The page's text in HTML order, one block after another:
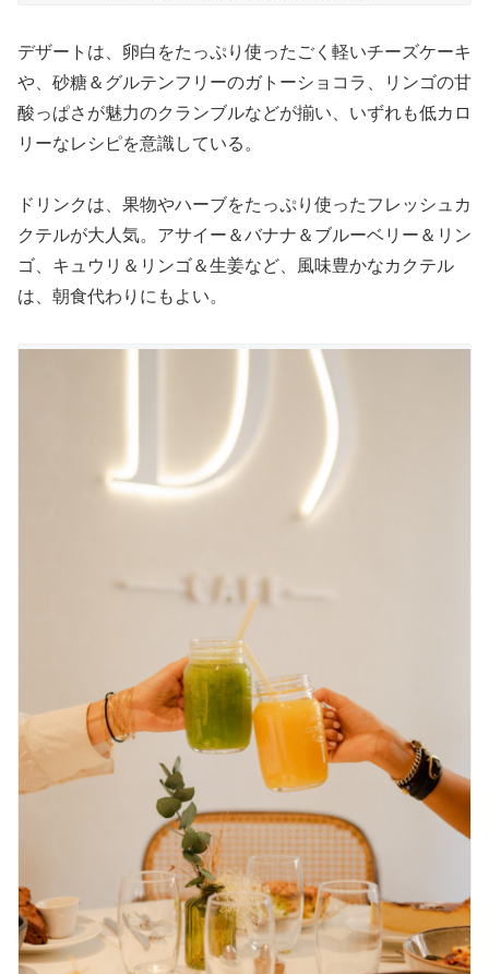
デザートは、卵白をたっぷり使ったごく軽いチーズケーキ
や、砂糖＆グルテンフリーのガトーショコラ、リンゴの甘
酸っぱさが魅力のクランブルなどが揃い、いずれも低カロ
リーなレシピを意識している。
ドリンクは、果物やハーブをたっぷり使ったフレッシュカ
クテルが大人気。アサイー＆バナナ＆ブルーベリー＆リン
ゴ、キュウリ＆リンゴ＆生姜など、風味豊かなカクテル
は、朝食代わりにもよい。